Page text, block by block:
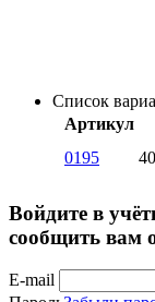
Список
Артикул
0195
Войдите в
сообщить вам
E-mail